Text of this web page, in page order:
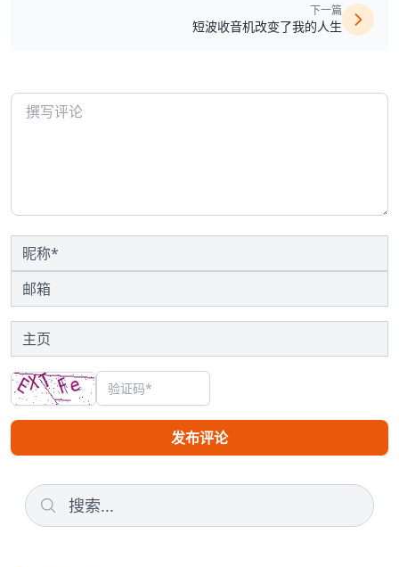
下一篇
短波收音机改变了我的人生
发布评论